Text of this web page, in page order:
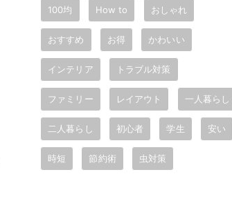
100均 How to おしゃれ
おすすめ お得 かわいい
インテリア トラブル対策
ファミリー レイアウト 一人暮らし
二人暮らし 初心者 学生 安い
時短 節約術 虫対策